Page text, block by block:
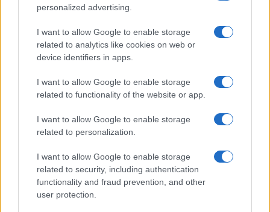
personalized advertising.
I want to allow Google to enable storage
related to analytics like cookies on web or
device identifiers in apps.
I want to allow Google to enable storage
related to functionality of the website or app.
I want to allow Google to enable storage
related to personalization.
I want to allow Google to enable storage
related to security, including authentication
functionality and fraud prevention, and other
user protection.
Michelle Hunziker in Gallura, bella anche dal
vivo: un amico vip svela come fa
Calangianus, dopo le polemiche il centro
accoglienza minori chiude
Olbia, divieto di sosta contro spaccio e degrado:
esplode la protesta
Pausa caffè impeccabile: come scegliere la
soluzione ideale per la casa e l’ufficio